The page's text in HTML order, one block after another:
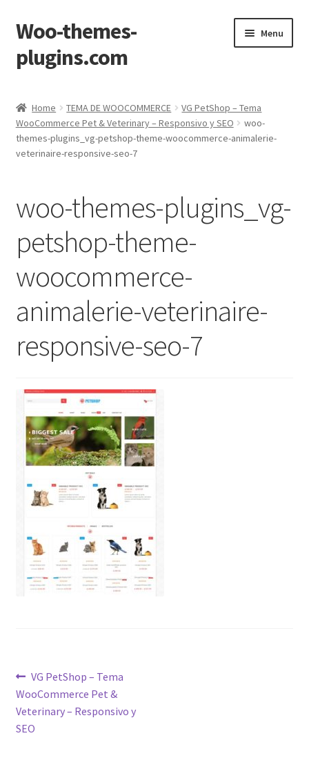
Skip
to
navigation
Skip
to
content
Woo-themes-
plugins.com
Menu
Home TEMA DE WOOCOMMERCE
VG PetShop – Tema
WooCommerce Pet & Veterinary – Responsivo y SEO
woo-
themes-plugins_vg-petshop-theme-woocommerce-animalerie-
veterinaire-responsive-seo-7
woo-themes-plugins_vg-
petshop-theme-
woocommerce-
animalerie-veterinaire-
responsive-seo-7
Post
navigation
Previous
post:
VG PetShop – Tema
WooCommerce Pet &
Veterinary – Responsivo y
SEO